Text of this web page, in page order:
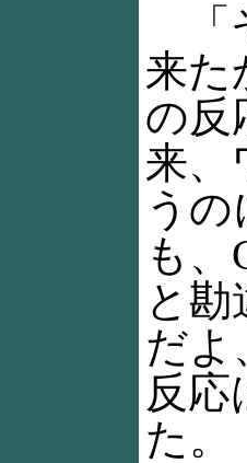
「
来た
の反
来、
う
も
と
だよ
反
た。